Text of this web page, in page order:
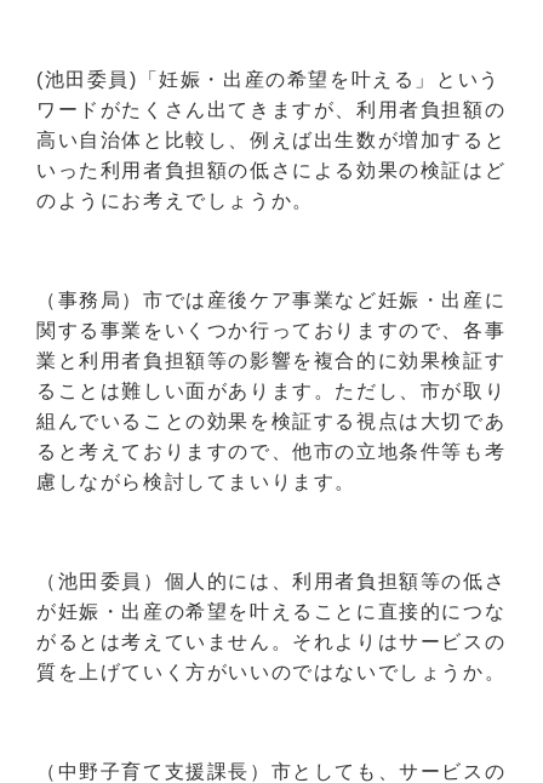
(池田委員)「妊娠・出産の希望を叶える」という
ワードがたくさん出てきますが、利用者負担額の
高い自治体と比較し、例えば出生数が増加すると
いった利用者負担額の低さによる効果の検証はど
のようにお考えでしょうか。
（事務局）市では産後ケア事業など妊娠・出産に
関する事業をいくつか行っておりますので、各事
業と利用者負担額等の影響を複合的に効果検証す
ることは難しい面があります。ただし、市が取り
組んでいることの効果を検証する視点は大切であ
ると考えておりますので、他市の立地条件等も考
慮しながら検討してまいります。
（池田委員）個人的には、利用者負担額等の低さ
が妊娠・出産の希望を叶えることに直接的につな
がるとは考えていません。それよりはサービスの
質を上げていく方がいいのではないでしょうか。
（中野子育て支援課長）市としても、サービスの